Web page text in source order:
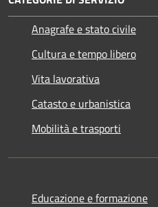
Anagrafe e stato civile
Cultura e tempo libero
Vita lavorativa
Catasto e urbanistica
Mobilità e trasporti
Educazione e formazione